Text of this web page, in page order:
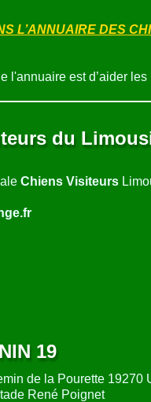
L’ANNUAIRE DES
l'annuaire est d’aider
du
Chiens Visiteurs
19
de la Pourette 19270
René Poignet